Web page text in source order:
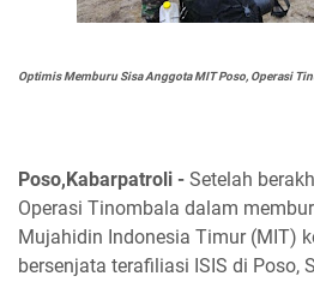
Optimis Memburu Sisa Anggota MIT Poso, Operasi
Poso,Kabarpatroli - Setelah
Operasi Tinombala dalam
Mujahidin Indonesia Timur (MIT)
bersenjata terafiliasi ISIS di Poso,